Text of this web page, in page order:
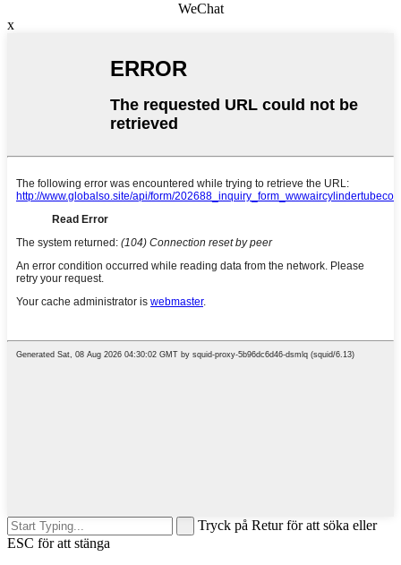
WeChat
x
Tryck på Retur för att söka eller
ESC för att stänga